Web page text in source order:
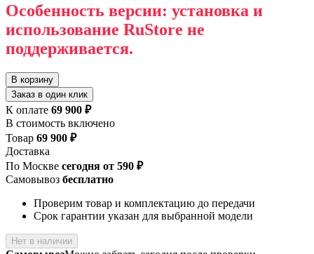
Особенность версии: установка и
использование RuStore не
поддерживается.
В корзину
Заказ в один клик
К оплате 69 900 ₽
В стоимость включено
Товар 69 900 ₽
Доставка
По Москве сегодня от 590 ₽
Самовывоз бесплатно
Проверим товар и комплектацию до передачи
Срок гарантии указан для выбранной модели
Нет в наличии